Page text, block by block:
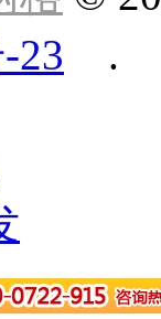
23 .